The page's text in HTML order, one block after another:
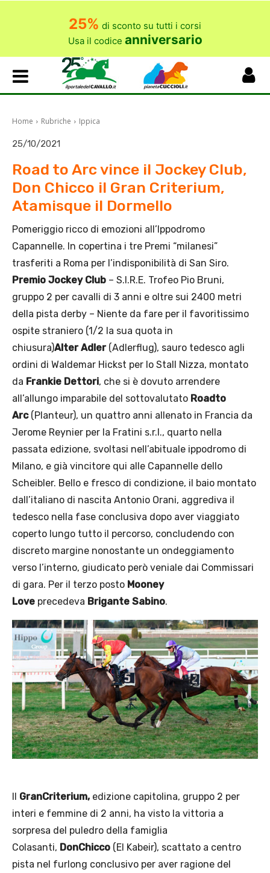
25% di sconto su tutti i corsi
Usa il codice anniversario
Home Rubriche Ippica
25/10/2021
Road to Arc vince il Jockey Club,
Don Chicco il Gran Criterium,
Atamisque il Dormello
Pomeriggio ricco di emozioni all’Ippodromo
Capannelle. In copertina i tre Premi “milanesi”
trasferiti a Roma per l’indisponibilità di San Siro.
Premio Jockey Club – S.I.R.E. Trofeo Pio Bruni,
gruppo 2 per cavalli di 3 anni e oltre sui 2400 metri
della pista derby – Niente da fare per il favoritissimo
ospite straniero (1/2 la sua quota in
chiusura)Alter Adler (Adlerflug), sauro tedesco agli
ordini di Waldemar Hickst per lo Stall Nizza, montato
da Frankie Dettori, che si è dovuto arrendere
all’allungo imparabile del sottovalutato Roadto
Arc(Planteur), un quattro anni allenato in Francia da
Jerome Reynier per la Fratini s.r.l., quarto nella
passata edizione, svoltasi nell’abituale ippodromo di
Milano, e già vincitore qui alle Capannelle dello
Scheibler. Bello e fresco di condizione, il baio montato
dall’italiano di nascita Antonio Orani, aggrediva il
tedesco nella fase conclusiva dopo aver viaggiato
coperto lungo tutto il percorso, concludendo con
discreto margine nonostante un ondeggiamento
verso l’interno, giudicato però veniale dai Commissari
di gara. Per il terzo posto Mooney
Love precedeva Brigante Sabino.
Il GranCriterium, edizione capitolina, gruppo 2 per
interi e femmine di 2 anni, ha visto la vittoria a
sorpresa del puledro della famiglia
Colasanti, DonChicco (El Kabeir), scattato a centro
pista nel furlong conclusivo per aver ragione del